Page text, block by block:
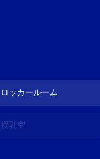
ロッカールーム
授乳室